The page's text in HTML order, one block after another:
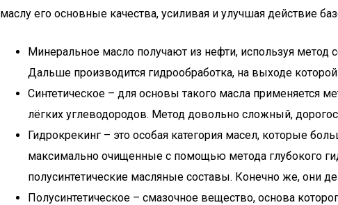
маслу его основные качества, усиливая и улучшая действие
Минеральное масло получают из нефти, используя метод
Дальше производится гидрообработка, на выходе
Синтетическое – для основы такого масла применяется
лёгких углеводородов. Метод довольно сложный,
Гидрокрекинг – это особая категория масел, которые
максимально очищенные с помощью метода глубокого
полусинтетические масляные составы. Конечно же, они
Полусинтетическое – смазочное вещество, основа